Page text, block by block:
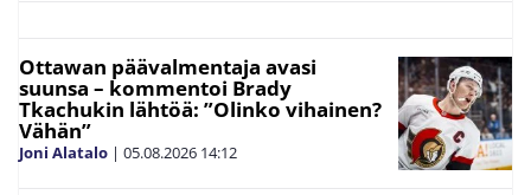
Ottawan päävalmentaja avasi
suunsa – kommentoi Brady
Tkachukin lähtöä: ”Olinko vihainen?
Vähän”
Joni Alatalo | 05.08.2026 14:12